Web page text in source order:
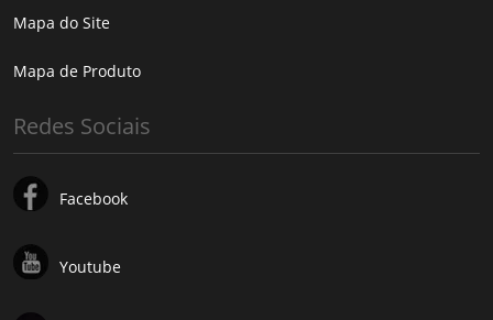
Mapa do Site
Mapa de Produto
Redes Sociais
Facebook
Youtube